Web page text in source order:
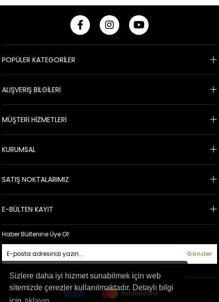
Sizlere daha iyi hizmet sunabilmek için web
sitemizde çerezler kullanılmaktadır. Detaylı bilgi
POPÜLER KATEGORİLER
ALIŞVERİŞ BİLGİLERİ
MÜŞTERİ HİZMETLERİ
KURUMSAL
SATIŞ NOKTALARIMIZ
E-BÜLTEN KAYIT
Haber Bültenine Üye Ol!
Gönder